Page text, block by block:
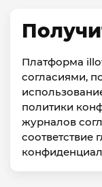
Платформа
согласиями,
политики
журналов